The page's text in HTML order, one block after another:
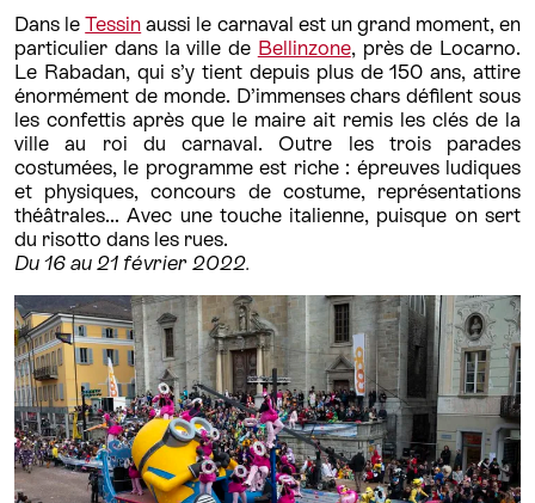
Dans leTessin aussi le carnaval est un grand moment, en
particulier dans la ville de Bellinzone, près de Locarno.
Le Rabadan, qui s’y tient depuis plus de 150 ans, attire
énormément de monde. D’immenses chars défilent sous
les confettis après que le maire ait remis les clés de la
ville au roi du carnaval. Outre les trois parades
costumées, le programme est riche : épreuves ludiques
et physiques, concours de costume, représentations
théâtrales... Avec une touche italienne, puisque on sert
du risotto dans les rues.
Du 16 au 21 février 2022.